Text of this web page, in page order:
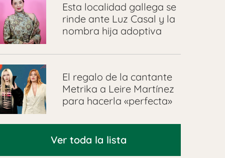
Esta localidad gallega se
rinde ante Luz Casal y la
nombra hija adoptiva
El regalo de la cantante
Metrika a Leire Martínez
para hacerla «perfecta»
Ver toda la lista